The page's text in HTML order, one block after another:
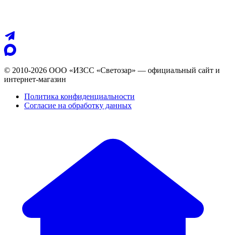
© 2010-2026 ООО «ИЗСС «Светозар» — официальный сайт и
интернет-магазин
Политика конфиденциальности
Согласие на обработку данных